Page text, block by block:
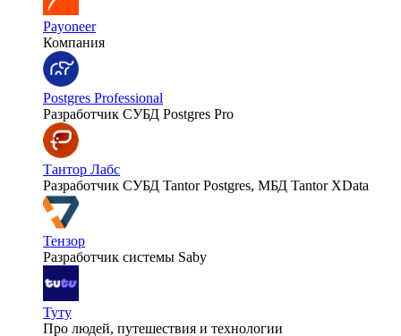
Payoneer
Компания
Postgres Professional
Разработчик СУБД Postgres Pro
Тантор Лабс
Разработчик СУБД Tantor Postgres, МБД Tantor XData
Тензор
Разработчик системы Saby
Туту
Про людей, путешествия и технологии